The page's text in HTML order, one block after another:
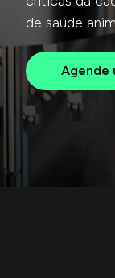
de saúde
Agende